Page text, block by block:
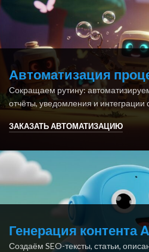
Автоматизация
Сокращаем рутину:
отчёты, уведомления и интеграции
ЗАКАЗАТЬ АВТОМАТИЗАЦИЮ
Генерация контента
Создаём SEO-тексты, статьи,